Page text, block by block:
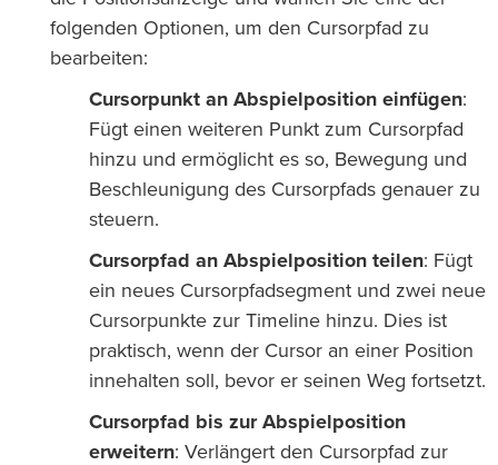
folgenden Optionen, um den Cursorpfad zu
bearbeiten:
Cursorpunkt an Abspielposition einfügen:
Fügt einen weiteren Punkt zum Cursorpfad
hinzu und ermöglicht es so, Bewegung und
Beschleunigung des Cursorpfads genauer zu
steuern.
Cursorpfad an Abspielposition teilen: Fügt
ein neues Cursorpfadsegment und zwei neue
Cursorpunkte zur Timeline hinzu. Dies ist
praktisch, wenn der Cursor an einer Position
innehalten soll, bevor er seinen Weg fortsetzt.
Cursorpfad bis zur Abspielposition
erweitern: Verlängert den Cursorpfad zur